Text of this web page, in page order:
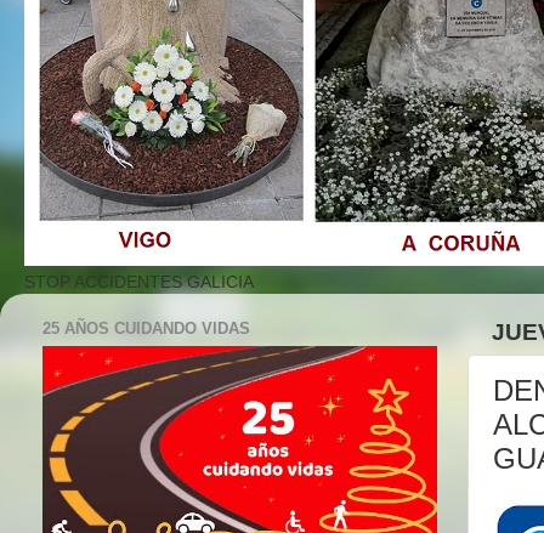
STOP ACCIDENTES GALICIA
25 AÑOS CUIDANDO VIDAS